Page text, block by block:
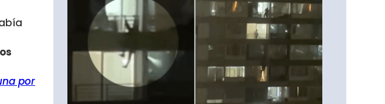
por